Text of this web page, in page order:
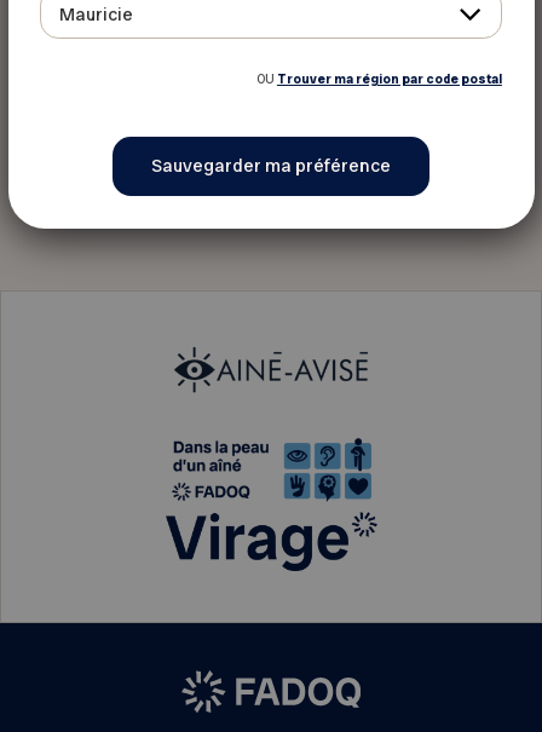
Mauricie
OU Trouver ma région par code postal